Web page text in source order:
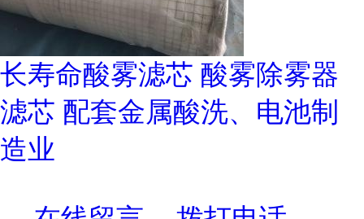
长寿命酸雾滤芯 酸雾除雾器
滤芯 配套金属酸洗、电池制
造业